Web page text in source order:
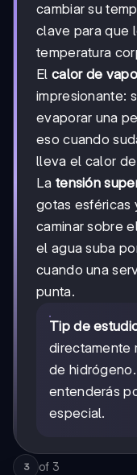
cambiar su
clave para que
temperatura
El calor de
impresionante:
evaporar una
eso cuando
lleva el calor
La tensión
gotas esféricas
caminar sobre
el agua suba
cuando una
punta.
Tip de
directamente
de
entenderás
especial.
3 of 3